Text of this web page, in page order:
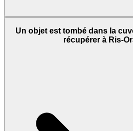
Un objet est tombé dans la
récupérer à Ris-